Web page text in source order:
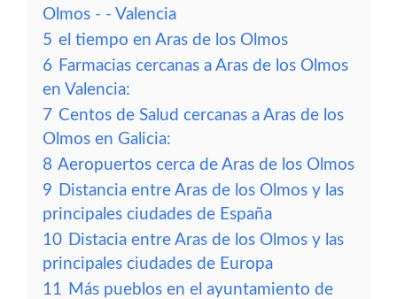
Olmos - - Valencia
5 el tiempo en Aras de los Olmos
6 Farmacias cercanas a Aras de los Olmos
en Valencia:
7 Centos de Salud cercanas a Aras de los
Olmos en Galicia:
8 Aeropuertos cerca de Aras de los Olmos
9 Distancia entre Aras de los Olmos y las
principales ciudades de España
10 Distacia entre Aras de los Olmos y las
principales ciudades de Europa
11 Más pueblos en el ayuntamiento de